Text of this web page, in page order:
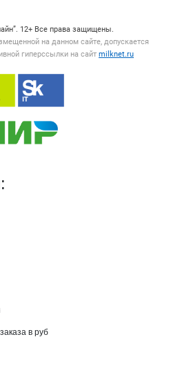
12+ Все права защищены.
на данном сайте, допускается
гиперссылки на сайт milknet.ru
в руб